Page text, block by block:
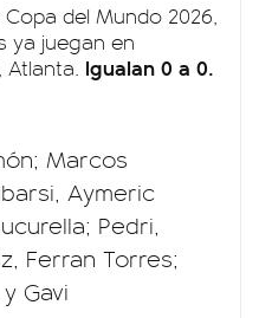
del Mundo 2026,
ya juegan en
Atlanta. Igualan 0 a 0.
Marcos
Aymeric
Pedri,
Ferran Torres;
Gavi